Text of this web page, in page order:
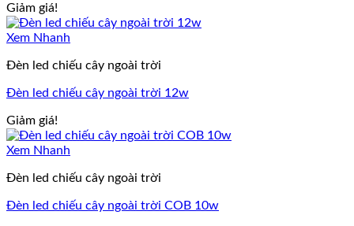
Giảm giá!
Xem Nhanh
Đèn led chiếu cây ngoài trời
Đèn led chiếu cây ngoài trời 12w
Giảm giá!
Xem Nhanh
Đèn led chiếu cây ngoài trời
Đèn led chiếu cây ngoài trời COB 10w